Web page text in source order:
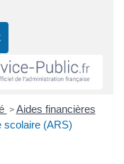
> Aides financières
scolaire (ARS)